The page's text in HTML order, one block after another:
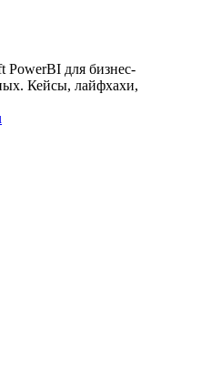
PowerBI для бизнес-
Кейсы, лайфхахи,